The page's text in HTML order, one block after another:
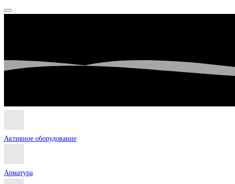
Активное оборудование
Арматура